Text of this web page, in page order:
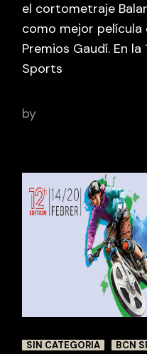
el cortometraje
como mejor película
Premios Gaudí. En la
Sports
by
SIN CATEGORIA BCN